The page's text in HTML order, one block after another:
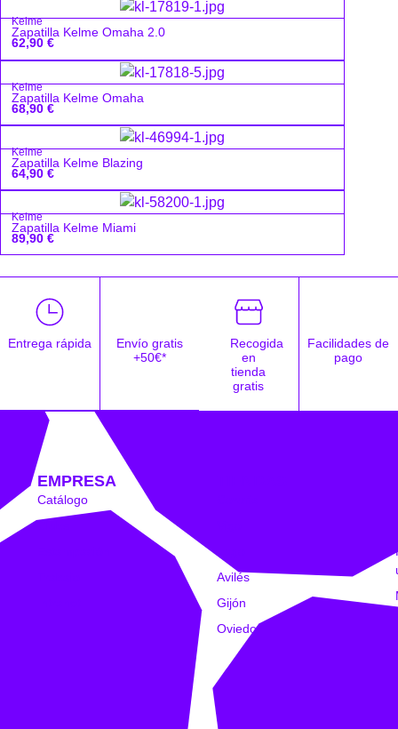
Kelme
Zapatilla Kelme Omaha 2.0
62,90 €
Kelme
Zapatilla Kelme Omaha
68,90 €
Kelme
Zapatilla Kelme Blazing
64,90 €
Kelme
Zapatilla Kelme Miami
89,90 €
Entrega rápida
Envío gratis
+50€*
Recogida
en
tienda
gratis
Facilidades de
pago
EMPRESA
Catálogo
Clubs
Avilés
Gijón
Oviedo